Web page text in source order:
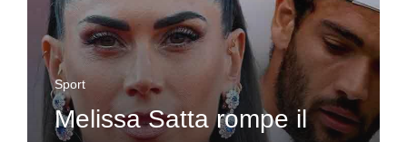
Sport
Melissa Satta rompe il